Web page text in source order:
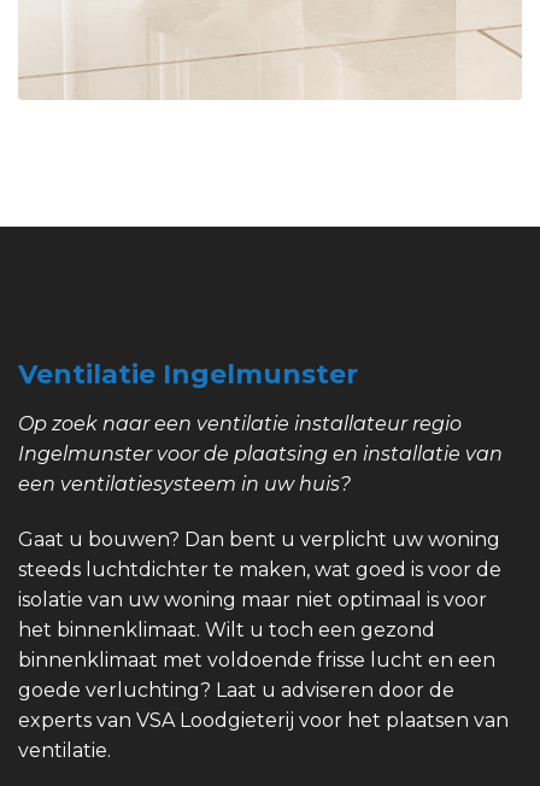
Ventilatie Ingelmunster
Op zoek naar een ventilatie installateur regio
Ingelmunster voor de plaatsing en installatie van
een ventilatiesysteem in uw huis?
Gaat u bouwen? Dan bent u verplicht uw woning
steeds luchtdichter te maken, wat goed is voor de
isolatie van uw woning maar niet optimaal is voor
het binnenklimaat. Wilt u toch een gezond
binnenklimaat met voldoende frisse lucht en een
goede verluchting? Laat u adviseren door de
experts van VSA Loodgieterij voor het plaatsen van
ventilatie.